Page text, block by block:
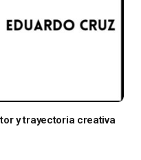
y trayectoria creativa